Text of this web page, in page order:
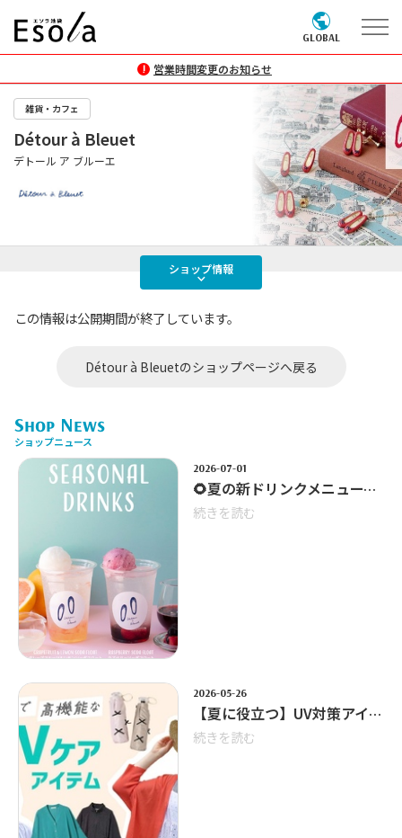
GLOBAL
営業時間変更のお知らせ
雑貨・カフェ
Détour à Bleuet
デトール ア ブルーエ
ショップ情報
この情報は公開期間が終了しています。
Détour à Bleuetのショップページへ戻る
Shop News
ショップニュース
2026-07-01
🌻夏の新ドリンクメニュースタート🏝️
続きを読む
2026-05-26
【夏に役立つ】UV対策アイテムのご紹介☀️
続きを読む